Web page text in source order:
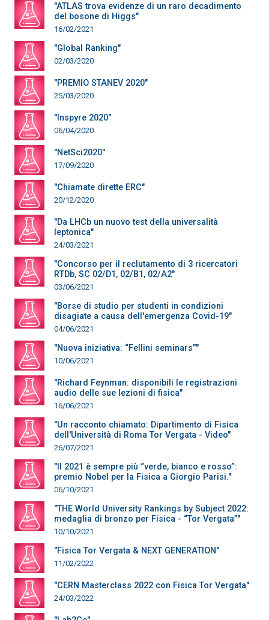
"ATLAS trova evidenze di un raro decadimento
del bosone di Higgs"
16/02/2021
"Global Ranking"
02/03/2020
"PREMIO STANEV 2020"
25/03/2020
"Inspyre 2020"
06/04/2020
"NetSci2020"
17/09/2020
"Chiamate dirette ERC"
20/12/2020
"Da LHCb un nuovo test della universalità
leptonica"
24/03/2021
"Concorso per il reclutamento di 3 ricercatori
RTDb, SC 02/D1, 02/B1, 02/A2"
03/06/2021
"Borse di studio per studenti in condizioni
disagiate a causa dell'emergenza Covid-19"
04/06/2021
"Nuova iniziativa: “Fellini seminars”"
10/06/2021
"Richard Feynman: disponibili le registrazioni
audio delle sue lezioni di fisica"
16/06/2021
"Un racconto chiamato: Dipartimento di Fisica
dell'Università di Roma Tor Vergata - Video"
26/07/2021
"Il 2021 è sempre più “verde, bianco e rosso”:
premio Nobel per la Fisica a Giorgio Parisi."
06/10/2021
"THE World University Rankings by Subject 2022:
medaglia di bronzo per Fisica - “Tor Vergata”"
10/10/2021
"Fisica Tor Vergata & NEXT GENERATION"
11/02/2022
"CERN Masterclass 2022 con Fisica Tor Vergata"
24/03/2022